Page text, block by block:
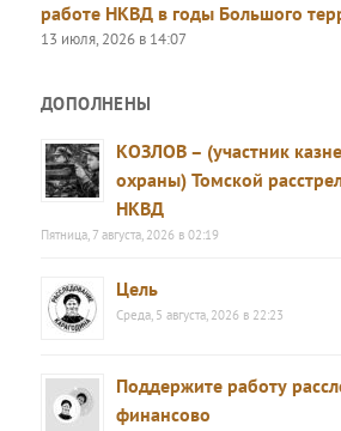
работе НКВД в годы Большого
13 июля, 2026 в 14:07
ДОПОЛНЕНЫ
КОЗЛОВ – (участник
охраны) Томской
НКВД
Пятница, 7 августа, 2026 в 02:19
Цель
Среда, 5 августа, 2026 в 22:23
Поддержите работу
финансово